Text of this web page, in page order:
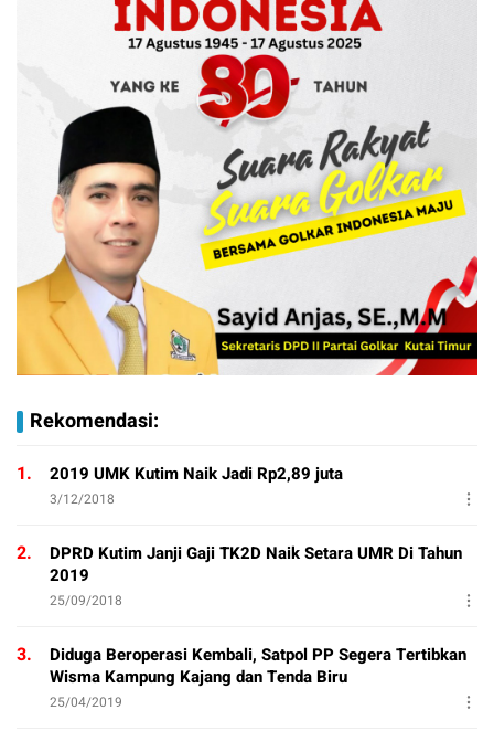
Rekomendasi:
1. 2019 UMK Kutim Naik Jadi Rp2,89 juta
3/12/2018
2.
DPRD Kutim Janji Gaji TK2D Naik Setara UMR Di Tahun
2019
25/09/2018
3.
Diduga Beroperasi Kembali, Satpol PP Segera Tertibkan
Wisma Kampung Kajang dan Tenda Biru
25/04/2019